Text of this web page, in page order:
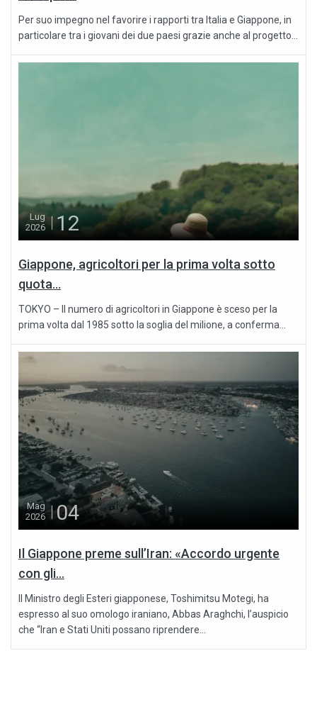
Per suo impegno nel favorire i rapporti tra Italia e Giappone, in
particolare tra i giovani dei due paesi grazie anche al progetto...
Lug
2026
12
Giappone, agricoltori per la prima volta sotto
quota...
TOKYO – Il numero di agricoltori in Giappone è sceso per la
prima volta dal 1985 sotto la soglia del milione, a conferma...
Mag
2026
04
Il Giappone preme sull’Iran: «Accordo urgente
con gli...
Il Ministro degli Esteri giapponese, Toshimitsu Motegi, ha
espresso al suo omologo iraniano, Abbas Araghchi, l’auspicio
che “Iran e Stati Uniti possano riprendere...